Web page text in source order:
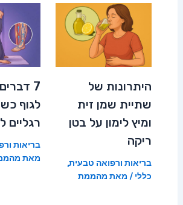
היתרונות של
שתיית שמן זית
ומיץ לימון על בטן
ריקה
בריאות ורפואה טבעית,
כללי / מאת מהממת
7
לגוף
רגליים
בריאות
מאת